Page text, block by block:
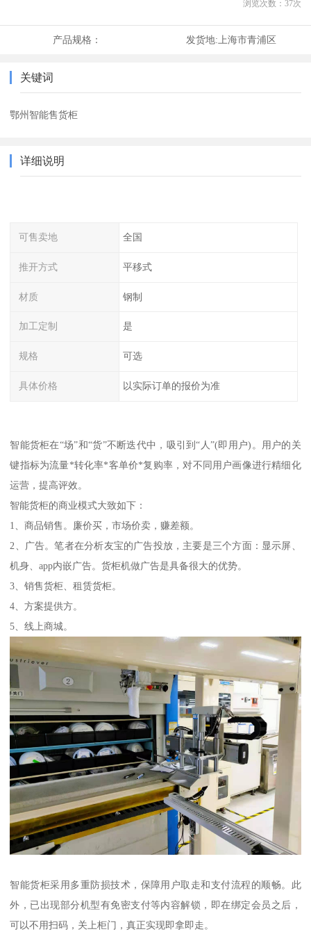
浏览次数： 37次
产品规格： 发货地: 上海市青浦区
关键词
鄂州智能售货柜
详细说明
可售卖地 全国
推开方式 平移式
材质 钢制
加工定制 是
规格 可选
具体价格 以实际订单的报价为准
智能货柜在“场”和“货”不断迭代中，吸引到“人”(即用户)。用户的关
键指标为流量*转化率*客单价*复购率，对不同用户画像进行精细化
运营，提高评效。
智能货柜的商业模式大致如下：
1、商品销售。廉价买，市场价卖，赚差额。
2、广告。笔者在分析友宝的广告投放，主要是三个方面：显示屏、
机身、app内嵌广告。货柜机做广告是具备很大的优势。
3、销售货柜、租赁货柜。
4、方案提供方。
5、线上商城。
智能货柜采用多重防损技术，保障用户取走和支付流程的顺畅。此
外，已出现部分机型有免密支付等内容解锁，即在绑定会员之后，
可以不用扫码，关上柜门，真正实现即拿即走。